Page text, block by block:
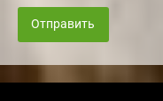
Отправить